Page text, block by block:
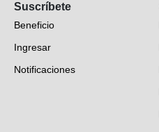
EH Verifica
Fotogalerías
Deportes
Videos
Suscríbete
Beneficio
Ingresar
Notificaciones